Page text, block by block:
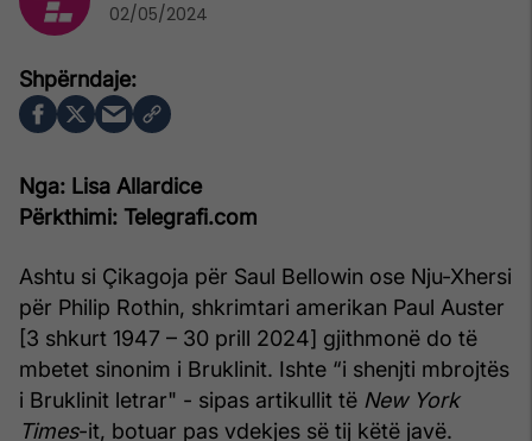
Nga: Lisa Allardice
Përkthimi: Telegrafi.com
Ashtu si Çikagoja për Saul Bellowin ose Nju-Xhersi
për Philip Rothin, shkrimtari amerikan Paul Auster
[3 shkurt 1947 – 30 prill 2024] gjithmonë do të
mbetet sinonim i Bruklinit. Ishte “i shenjti mbrojtës
i Bruklinit letrar" - sipas artikullit të New York
Times-it, botuar pas vdekjes së tij këtë javë.
02/05/2024